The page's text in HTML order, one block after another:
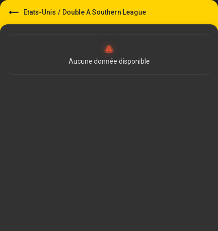
Etats-Unis / Double A Southern League
Aucune donnée disponible